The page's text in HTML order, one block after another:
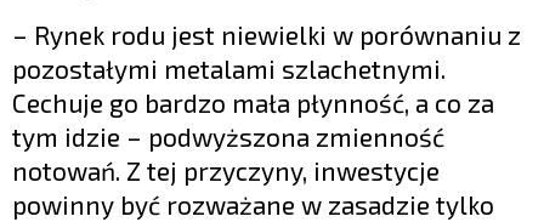
– Rynek rodu jest niewielki w porównaniu z
pozostałymi metalami szlachetnymi.
Cechuje go bardzo mała płynność, a co za
tym idzie – podwyższona zmienność
notowań. Z tej przyczyny, inwestycje
powinny być rozważane w zasadzie tylko